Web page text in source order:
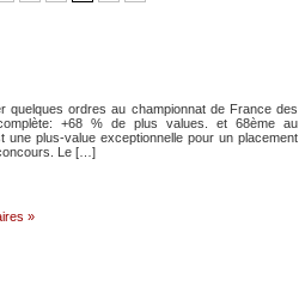
quelques ordres au championnat de France des
+68 % de plus values. et 68ème au
une plus-value exceptionnelle pour un placement
Le […]
»